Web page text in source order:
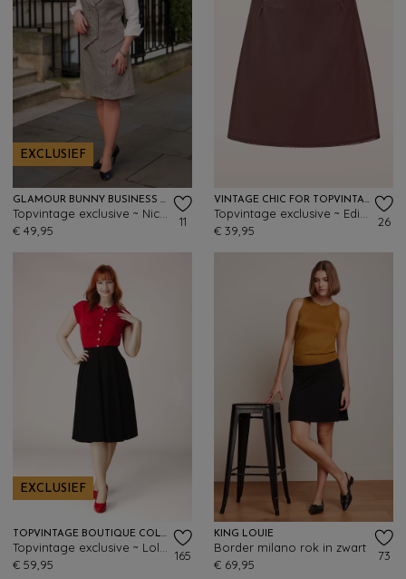
EXCLUSIEF
GLAMOUR BUNNY BUSINESS BABE
€ 49,95
11
VINTAGE CHIC FOR TOPVINTAGE
€ 39,95
26
EXCLUSIEF
TOPVINTAGE BOUTIQUE COLLECTION
€ 59,95
165
KING LOUIE
Border milano rok in zwart
€ 69,95
73